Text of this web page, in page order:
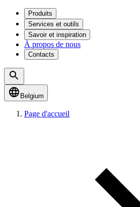
Produits
Services et outils
Savoir et inspiration
À propos de nous
Contacts
Belgium
Page d'accueil